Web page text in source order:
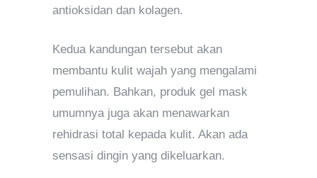
antioksidan dan kolagen.
Kedua kandungan tersebut akan
membantu kulit wajah yang mengalami
pemulihan. Bahkan, produk gel mask
umumnya juga akan menawarkan
rehidrasi total kepada kulit. Akan ada
sensasi dingin yang dikeluarkan.